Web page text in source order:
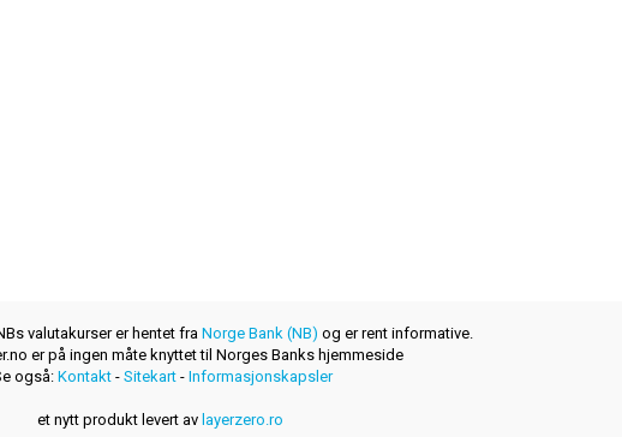
valutakurser er hentet fra Norge Bank (NB) og er rent informative.
er på ingen måte knyttet til Norges Banks hjemmeside
også:Kontakt- Sitekart- Informasjonskapsler
et nytt produkt levert av layerzero.ro